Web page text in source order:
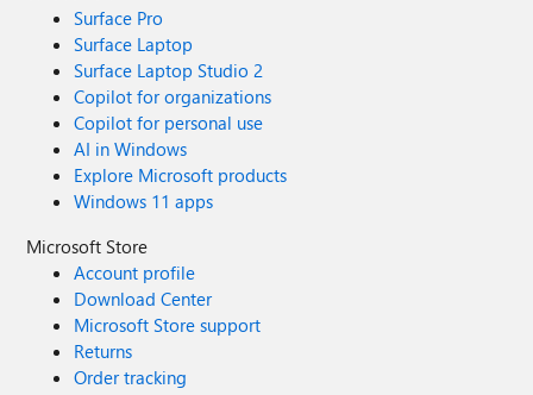
Surface Pro
Surface Laptop
Surface Laptop Studio 2
Copilot for organizations
Copilot for personal use
AI in Windows
Explore Microsoft products
Windows 11 apps
Microsoft Store
Account profile
Download Center
Microsoft Store support
Returns
Order tracking